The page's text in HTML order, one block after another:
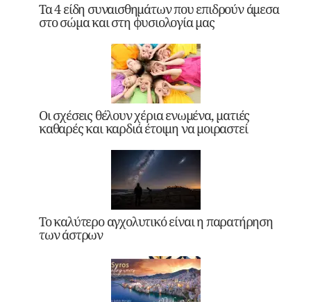
Τα 4 είδη συναισθημάτων που επιδρούν άμεσα
στο σώμα και στη φυσιολογία μας
Οι σχέσεις θέλουν χέρια ενωμένα, ματιές
καθαρές και καρδιά έτοιμη να μοιραστεί
Το καλύτερο αγχολυτικό είναι η παρατήρηση
των άστρων